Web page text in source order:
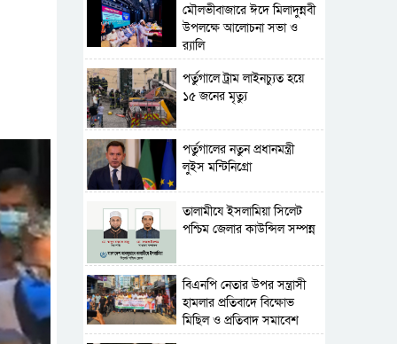
মৌলভীবাজারে ঈদে মিলাদুন্নবী
উপলক্ষে আলোচনা সভা ও
র‍্যালি
পর্তুগালে ট্রাম লাইনচ্যুত হয়ে
১৫ জনের মৃত্যু
পর্তুগালের নতুন প্রধানমন্ত্রী
লুইস মন্টিনিগ্রো
‎তালামীযে ইসলামিয়া সিলেট
পশ্চিম জেলার কাউন্সিল সম্পন্ন
বিএনপি নেতার উপর সন্ত্রাসী
হামলার প্রতিবাদে বিক্ষোভ
মিছিল ও প্রতিবাদ সমাবেশ